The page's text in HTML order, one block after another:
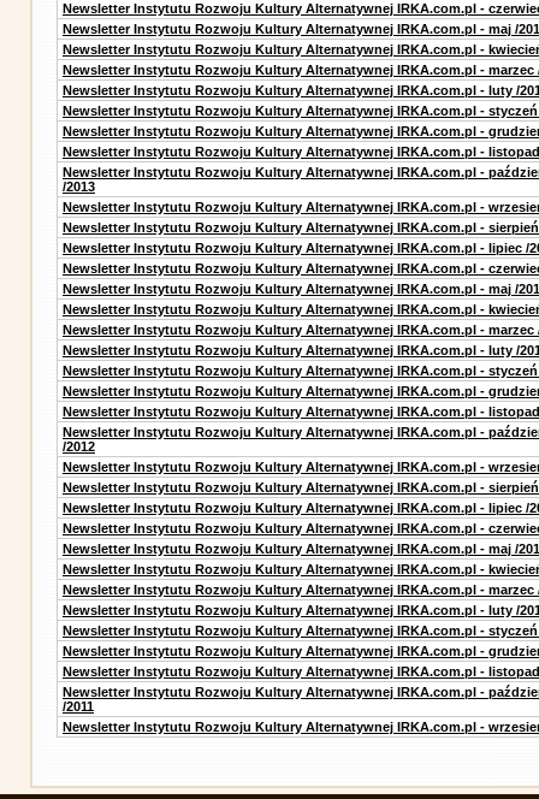
Newsletter Instytutu Rozwoju Kultury Alternatywnej IRKA.com.pl -
Newsletter Instytutu Rozwoju Kultury Alternatywnej IRKA.com.pl - maj /
Newsletter Instytutu Rozwoju Kultury Alternatywnej IRKA.com.pl -
Newsletter Instytutu Rozwoju Kultury Alternatywnej IRKA.com.pl - marzec
Newsletter Instytutu Rozwoju Kultury Alternatywnej IRKA.com.pl - luty /
Newsletter Instytutu Rozwoju Kultury Alternatywnej IRKA.com.pl - styczeń
Newsletter Instytutu Rozwoju Kultury Alternatywnej IRKA.com.pl -
Newsletter Instytutu Rozwoju Kultury Alternatywnej IRKA.com.pl - listopad
Newsletter Instytutu Rozwoju Kultury Alternatywnej IRKA.com.pl -
/2013
Newsletter Instytutu Rozwoju Kultury Alternatywnej IRKA.com.pl -
Newsletter Instytutu Rozwoju Kultury Alternatywnej IRKA.com.pl - sierpień
Newsletter Instytutu Rozwoju Kultury Alternatywnej IRKA.com.pl - lipiec /
Newsletter Instytutu Rozwoju Kultury Alternatywnej IRKA.com.pl -
Newsletter Instytutu Rozwoju Kultury Alternatywnej IRKA.com.pl - maj /
Newsletter Instytutu Rozwoju Kultury Alternatywnej IRKA.com.pl -
Newsletter Instytutu Rozwoju Kultury Alternatywnej IRKA.com.pl - marzec
Newsletter Instytutu Rozwoju Kultury Alternatywnej IRKA.com.pl - luty /
Newsletter Instytutu Rozwoju Kultury Alternatywnej IRKA.com.pl - styczeń
Newsletter Instytutu Rozwoju Kultury Alternatywnej IRKA.com.pl -
Newsletter Instytutu Rozwoju Kultury Alternatywnej IRKA.com.pl - listopad
Newsletter Instytutu Rozwoju Kultury Alternatywnej IRKA.com.pl -
/2012
Newsletter Instytutu Rozwoju Kultury Alternatywnej IRKA.com.pl -
Newsletter Instytutu Rozwoju Kultury Alternatywnej IRKA.com.pl - sierpień
Newsletter Instytutu Rozwoju Kultury Alternatywnej IRKA.com.pl - lipiec /
Newsletter Instytutu Rozwoju Kultury Alternatywnej IRKA.com.pl -
Newsletter Instytutu Rozwoju Kultury Alternatywnej IRKA.com.pl - maj /
Newsletter Instytutu Rozwoju Kultury Alternatywnej IRKA.com.pl -
Newsletter Instytutu Rozwoju Kultury Alternatywnej IRKA.com.pl - marzec
Newsletter Instytutu Rozwoju Kultury Alternatywnej IRKA.com.pl - luty /
Newsletter Instytutu Rozwoju Kultury Alternatywnej IRKA.com.pl - styczeń
Newsletter Instytutu Rozwoju Kultury Alternatywnej IRKA.com.pl -
Newsletter Instytutu Rozwoju Kultury Alternatywnej IRKA.com.pl - listopad
Newsletter Instytutu Rozwoju Kultury Alternatywnej IRKA.com.pl -
/2011
Newsletter Instytutu Rozwoju Kultury Alternatywnej IRKA.com.pl -